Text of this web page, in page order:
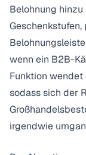
Belohnung
wenn ein B2B-
Funktion
sodass sich der
irgendwie